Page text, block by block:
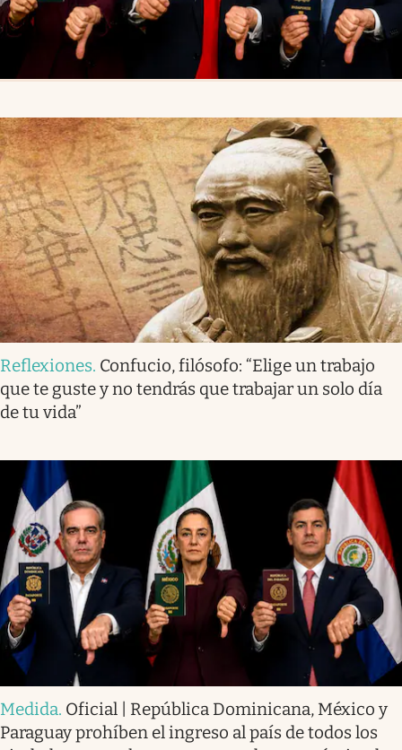
Reflexiones. Confucio, filósofo: “Elige un trabajo
que te guste y no tendrás que trabajar un solo día
de tu vida”
Medida. Oficial | República Dominicana, México y
Paraguay prohíben el ingreso al país de todos los